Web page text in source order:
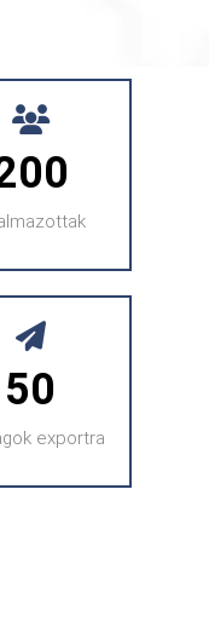
50
exportra